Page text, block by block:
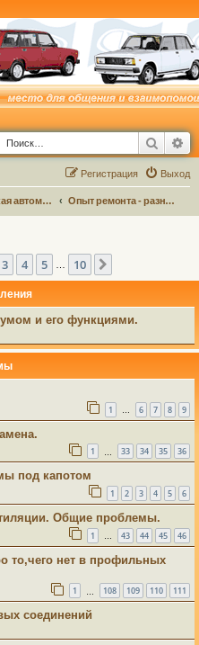
Поиск
Выход
Регистрация
Классическая автомастерская Опыт ремонта - разное
из 10
3 4 5 10
и его функциями.
1 … 6 7 8 9
1 33 34 35 36
под капотом
1 2 3 4 5 6
Общие проблемы.
1 … 43 44 45 46
то,чего нет в профильных
1 108 109 110 111
соединений